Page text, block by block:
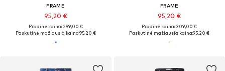
FRAME
95,20 €
Pradinė kaina: 299,00 €
Paskutinė mažiausia kaina:95,20 €
FRAME
95,20 €
Pradinė kaina: 309,00 €
Paskutinė mažiausia kaina:95,20 €